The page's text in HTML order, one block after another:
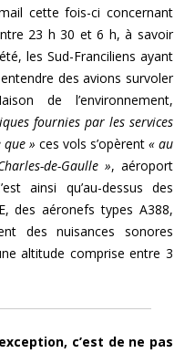
cette fois-ci concernant
23 h 30 et 6 h, à savoir
les Sud-Franciliens ayant
des avions survoler
de l’environnement,
fournies par les services
» ces vols s’opèrent « au
de-Gaulle », aéroport
ainsi qu’au-dessus des
des aéronefs types A388,
des nuisances sonores
altitude comprise entre 3
c’est de ne pas